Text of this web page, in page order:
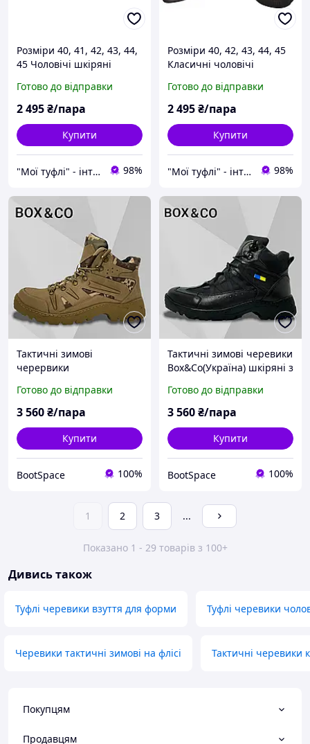
Розміри 40, 41, 42, 43, 44,
45 Чоловічі шкіряні
повнорозмірні, якісні і
зручні Box 18049
Готово до відправки
2 495₴/пара
Купити
"Мої туфлі" - інтернет магазин взуття на всі випадки життя. 98%
Розміри 40, 42, 43, 44, 45
Класичні чоловічі
повнорозмірні, легкі та
зручні
Готово до відправки
2 495₴/пара
Купити
"Мої туфлі" - інтернет магазин взуття на всі випадки життя. 98%
Тактичні зимові
черервики
шкіряні з кордурою та
мембраною пісочні, хакі
Готово до відправки
3 560₴/пара
Купити
BootSpace 100%
Тактичні зимові черевики
Box&Co(Україна) шкіряні з
натуральному хутрі чорні
22090
Готово до відправки
3 560₴/пара
Купити
BootSpace 100%
1 2 3 ...
Показано 1 - 29 товарів з 100+
Дивись також
Туфлі черевики взуття для форми Туфлі черевики
Черевики тактичні зимові на флісі Тактичні черевики
Покупцям
Продавцям